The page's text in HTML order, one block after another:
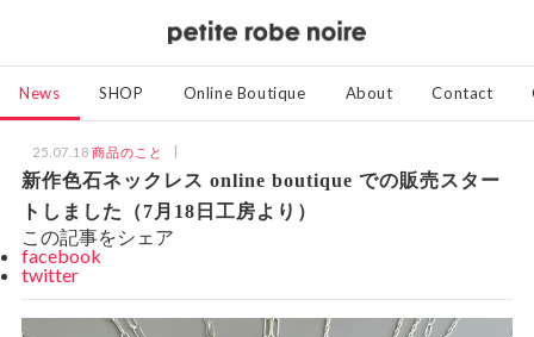
News SHOP Online Boutique About Contact
25.07.18 商品のこと
新作色石ネックレス online boutique での販売スター
トしました（7月18日工房より）
この記事をシェア
facebook
twitter